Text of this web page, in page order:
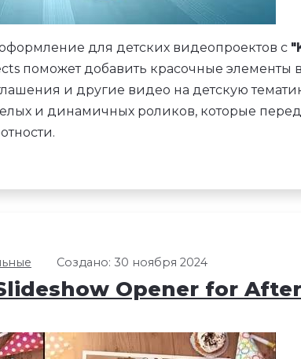
для детских видеопроектов с
поможет добавить красочные элементы в
и другие видео на детскую
и динамичных роликов, которые
Создано: 30 ноября 2024
Opener for After